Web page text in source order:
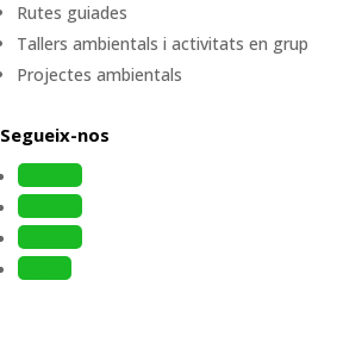
Rutes guiades
Tallers ambientals i activitats en grup
Projectes ambientals
Segueix-nos
Follow
Follow
Follow
Follow